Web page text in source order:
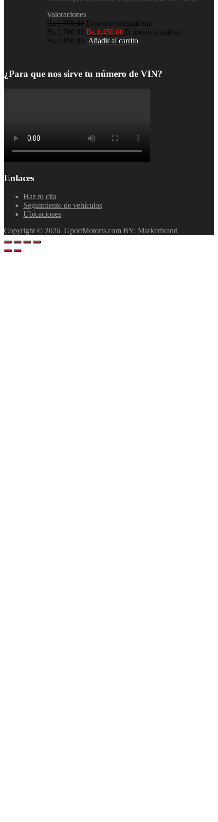
Valoraciones
Bs.1,700.00 El precio original era:
Bs.1,700.00.Bs.1,450.00El precio actual es:
Bs.1,450.00. Añadir al carrito
¿Para que nos sirve tu número de VIN?
Enlaces
Haz tu cita
Seguimiento de vehículos
Ubicaciones
Copyright © 2026 GportMotorts.com BY: Markerbrand